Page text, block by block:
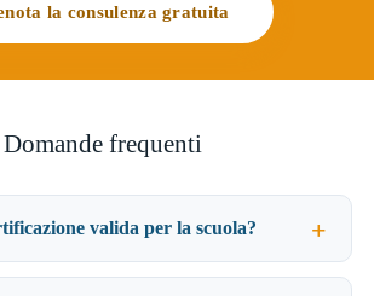
la consulenza gratuita
Domande frequenti
valida per la scuola?